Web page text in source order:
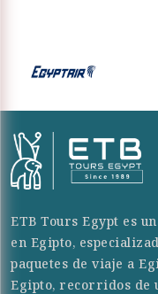
ETB Tours Egypt es
en Egipto,
paquetes de viaje a
Egipto, recorridos de